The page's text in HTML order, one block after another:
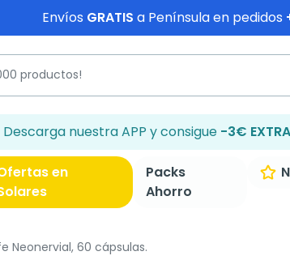
Envíos GRATIS a Península en pedidos
Descarga nuestra APP y consigue -3€ EXTRA
en
Packs
Ahorro
Neonervial, 60 cápsulas.